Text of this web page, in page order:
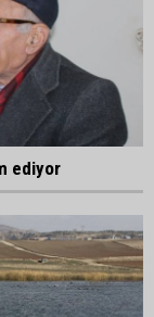
ediyor